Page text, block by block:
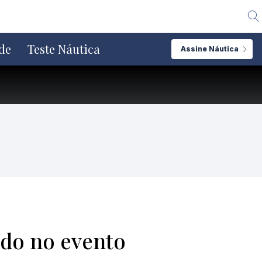
Teste Náutica Assine Náutica
no evento